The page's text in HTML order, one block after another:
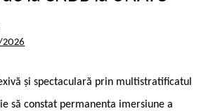
2026
și spectaculară prin multistratificatul
să constat permanenta imersiune a